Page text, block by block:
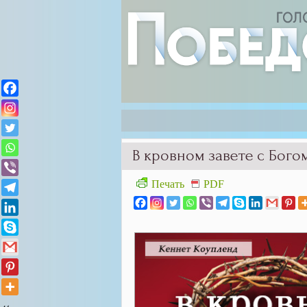
В кровном завете с
Печать PDF